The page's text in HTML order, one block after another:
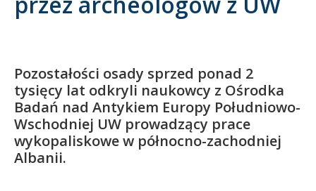
Pracownik
Absolwent
Pozostałości osady sprzed ponad 2
tysięcy lat odkryli naukowcy z Ośrodka
Badań nad Antykiem Europy Południowo-
Wschodniej UW prowadzący prace
wykopaliskowe w północno-zachodniej
Albanii.